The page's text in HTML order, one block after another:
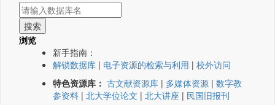
浏览
新手指南：
解锁数据库 | 电子资源的检索与利用 | 校外访问
特色资源库： 古文献资源库 | 多媒体资源 | 数字教
参资料 | 北大学位论文 | 北大讲座 | 民国旧报刊